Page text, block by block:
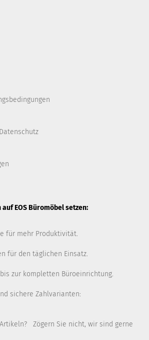
EOS Büromöbel setzen:
für mehr Produktivität.
für den täglichen Einsatz.
zur kompletten Büroeinrichtung.
sichere Zahlvarianten:
Zögern Sie nicht, wir sind gerne